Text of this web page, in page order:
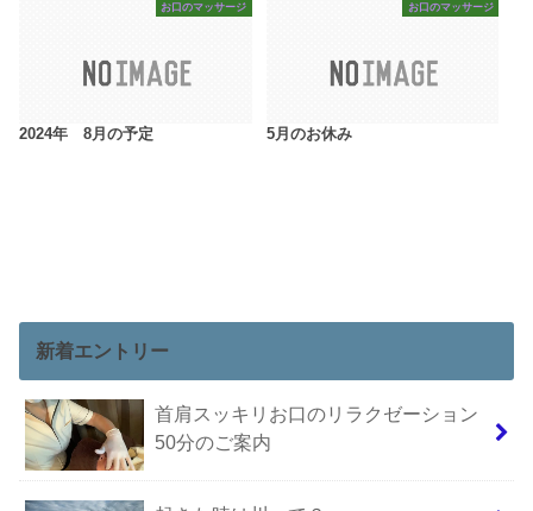
お口のマッサージ
2024年 8月の予定
お口のマッサージ
5月のお休み
新着エントリー
首肩スッキリお口のリラクゼーション
50分のご案内